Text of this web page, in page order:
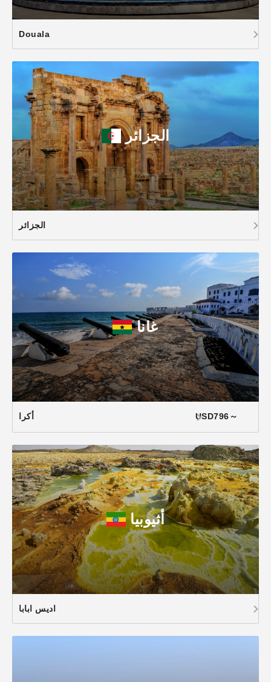
Douala
الجزائر
الجزائر
غانا
أكرا USD796～
أثيوبيا
اديس ابابا